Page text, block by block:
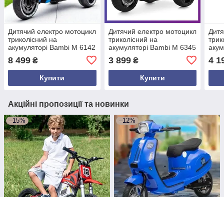
Дитячий електро мотоцикл
триколісний на
акумуляторі Bambi M 6142
для дітей 2-6 років Синій
8 499 ₴
Купити
Дитячий електро мотоцикл
триколісний на
акумуляторі Bambi M 6345
з пультом радіокерування
для дітей 2-6 років Синий
3 899₴
Купити
4
Акційні пропозиції та новинки
–15% –12%